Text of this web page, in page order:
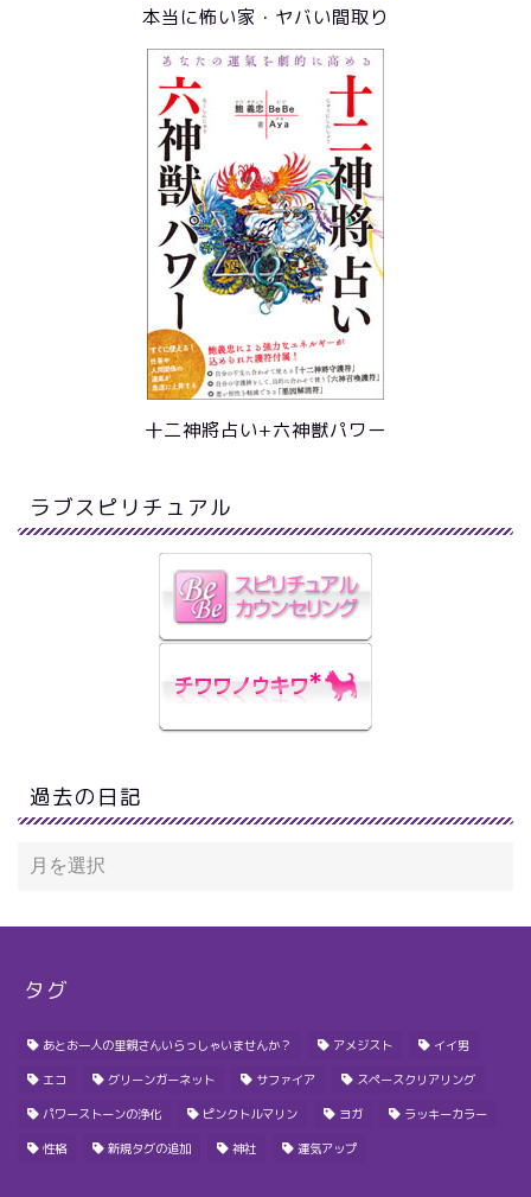
本当に怖い家・ヤバい間取り
十二神將占い+六神獣パワー
ラブスピリチュアル
過去の日記
タグ
あとお一人の里親さんいらっしゃいませんか？ アメジスト イイ男
エコ グリーンガーネット サファイア スペースクリアリング
パワーストーンの浄化 ピンクトルマリン ヨガ ラッキーカラー
性格 新規タグの追加 神社 運気アップ